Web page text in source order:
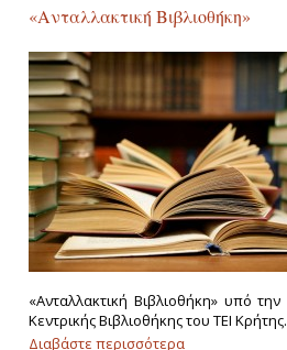
«Ανταλλακτική Βιβλιοθήκη»
«Ανταλλακτική Βιβλιοθήκη» υπό την
Κεντρικής Βιβλιοθήκης του ΤΕΙ Κρήτης.
Διαβάστε περισσότερα